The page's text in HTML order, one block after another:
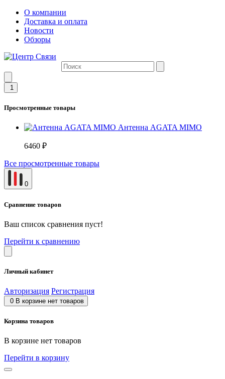
О компании
Доставка и оплата
Новости
Обзоры
1
Просмотренные товары
Антенна AGATA MIMO
6460 ₽
Все просмотренные товары
0
Сравнение товаров
Ваш список сравнения пуст!
Перейти к сравнению
Личный кабинет
Авторизация Регистрация
0 В корзине нет товаров
Корзина товаров
В корзине нет товаров
Перейти в корзину